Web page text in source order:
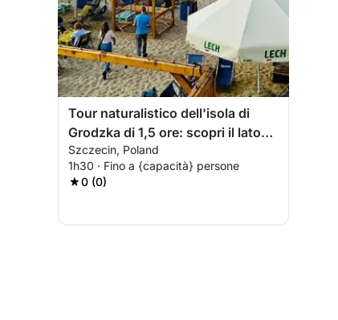
Tour naturalistico dell'isola di
Grodzka di 1,5 ore: scopri il lato
selvaggio di Stettino
Szczecin, Poland
1h30 · Fino a {capacità} persone
0 (0)